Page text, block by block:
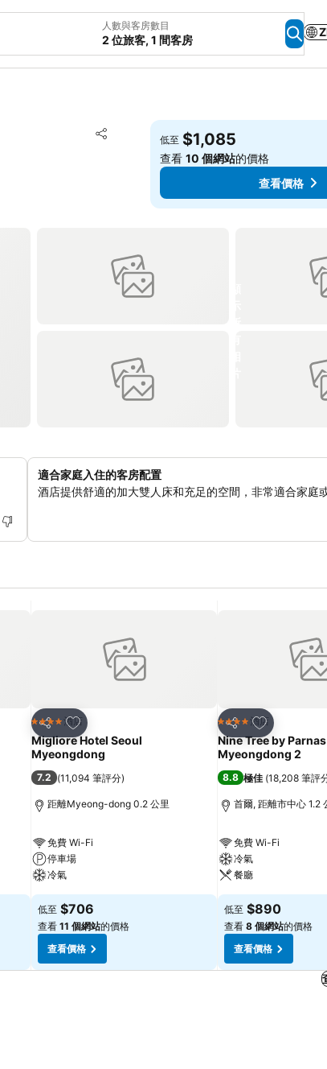
人數與客房數目
2 位旅客, 1 間客房
分享
放到收藏夾
低至 $1,085
查看10 個網站的價格
查看價格
適合家庭入住的客房配置
酒店提供舒適的加大雙人床和充足的空間，非常適合家庭
分享
放到收藏夾
4 星級 酒店
Migliore Hotel Seoul
Myeongdong
7.2 (11,094 筆評分)
距離Myeong-dong 0.2 公里
免費 Wi-Fi
停車場
冷氣
低至 $706
查看 11 個網站的價格
查看價格
分享
放到收藏夾
4 星級 酒店
Nine Tree by
Myeongdong 2
8.8 極佳 (18,208 筆評
首爾, 距離市中心 1.2
免費 Wi-Fi
冷氣
餐廳
低至 $890
查看 8 個網站的價格
查看價格